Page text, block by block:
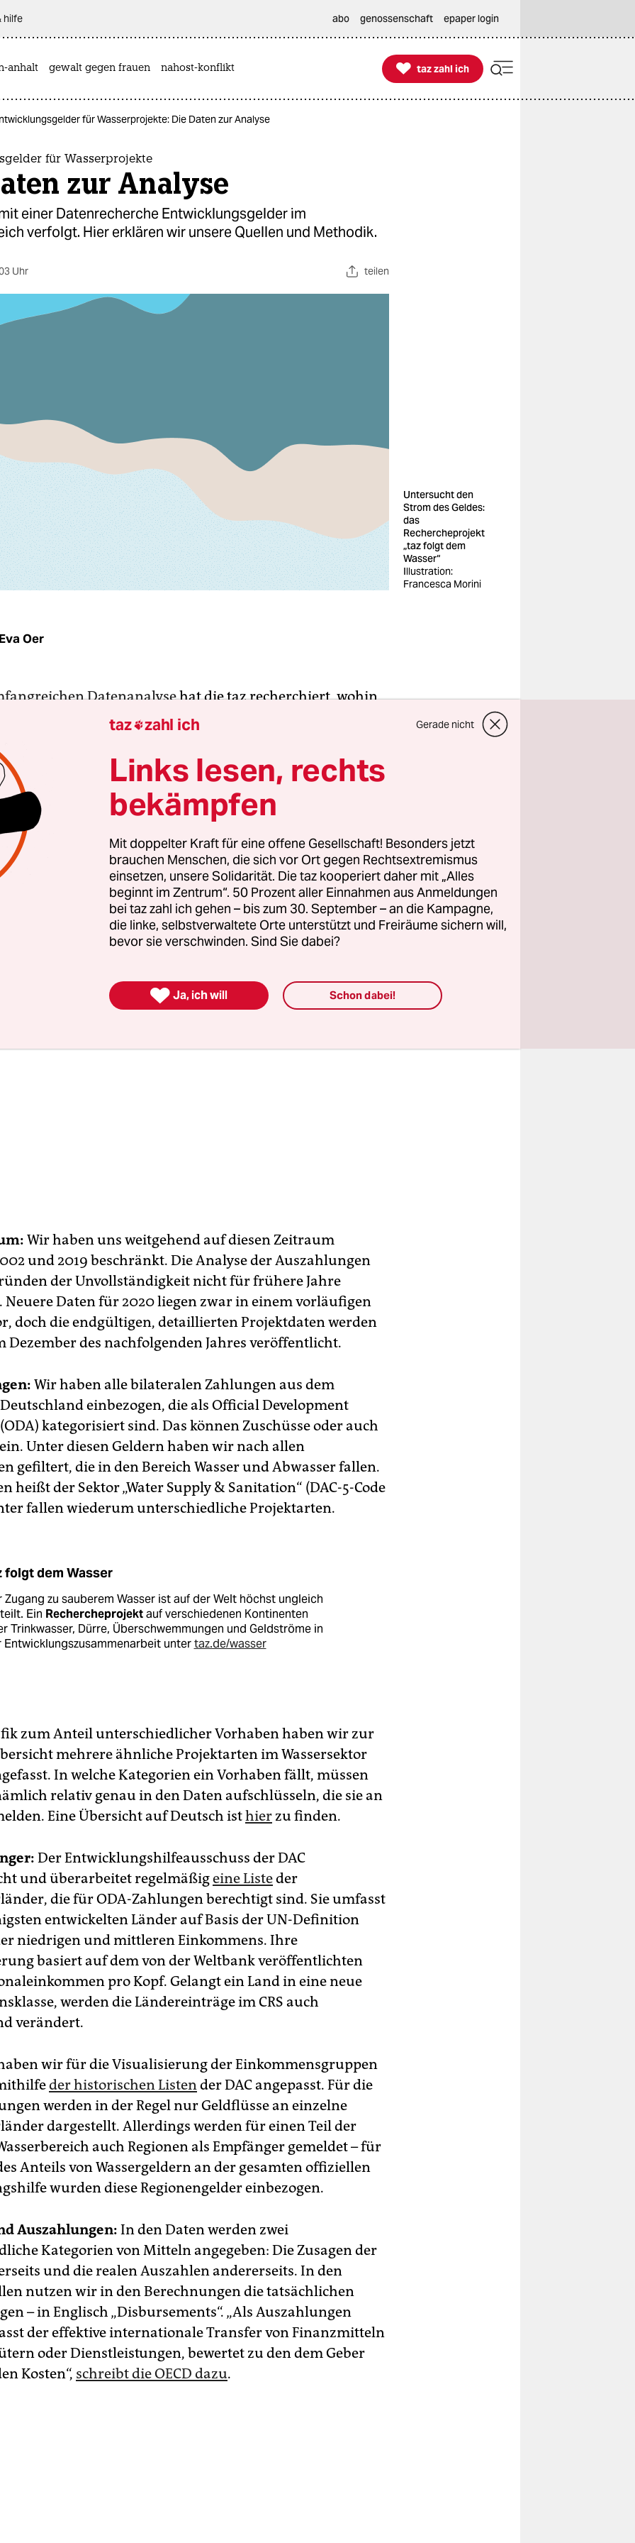
hilfe abo genossenschaft epaper login
anhalt gewalt gegen frauen nahost-konflikt 
taz zahl ich
taz zahl ich
für Wasserprojekte: Die Daten zur Analyse
für Wasserprojekte
zur Analyse
einer Datenrecherche Entwicklungsgelder im
verfolgt. Hier erklären wir unsere Quellen und Methodik.
Uhr teilen
Untersucht den
Strom des Geldes:
das
Rechercheprojekt
„taz folgt dem
Wasser“
Illustration:
Francesca Morini
Eva Oer
Datenanalysehat die taz recherchiert, wohin
im Wasserbereich fließen und ob sie bei
ankommen. Für die Recherche haben wir Daten aus
verarbeitet. Hier wollen wir transparent machen,
wir dafür genutzt haben und nach welchen Kriterien wir
sind.
Die Grundlage bildet die „CRS Aid Activity
des Entwicklungsausschuss DAC der Organisation für
Zusammenarbeit und Entwicklung (OECD). Die
zur ODA (Official Development Assistance) haben die
an die OECD gemeldet. Zeitpunkt unseres letzten
war der 11. Oktober 2021.
Wir haben uns weitgehend auf diesen Zeitraum
und 2019 beschränkt. Die Analyse der Auszahlungen
der Unvollständigkeit nicht für frühere Jahre
Neuere Daten für 2020 liegen zwar in einem vorläufigen
doch die endgültigen, detaillierten Projektdaten werden
Dezember des nachfolgenden Jahres veröffentlicht.
Wir haben alle bilateralen Zahlungen aus dem
einbezogen, die als Official Development
kategorisiert sind. Das können Zuschüsse oder auch
Unter diesen Geldern haben wir nach allen
gefiltert, die in den Bereich Wasser und Abwasser fallen.
heißt der Sektor „Water Supply & Sanitation“ (DAC-5-Code
fallen wiederum unterschiedliche Projektarten.
folgt dem Wasser
Zugang zu sauberem Wasser ist auf der Welt höchst ungleich
Ein Rechercheprojektauf verschiedenen Kontinenten
Trinkwasser, Dürre, Überschwemmungen und Geldströme in
Entwicklungszusammenarbeit untertaz.de/wasser
zum Anteil unterschiedlicher Vorhaben haben wir zur
mehrere ähnliche Projektarten im Wassersektor
In welche Kategorien ein Vorhaben fällt, müssen
relativ genau in den Daten aufschlüsseln, die sie an
Eine Übersicht auf Deutsch isthier zu finden.
Der Entwicklungshilfeausschuss der DAC
und überarbeitet regelmäßigeine Listeder
die für ODA-Zahlungen berechtigt sind. Sie umfasst
entwickelten Länder auf Basis der UN-Definition
niedrigen und mittleren Einkommens. Ihre
basiert auf dem von der Weltbank veröffentlichten
pro Kopf. Gelangt ein Land in eine neue
werden die Ländereinträge im CRS auch
verändert.
wir für die Visualisierung der Einkommensgruppen
der historischen Listender DAC angepasst. Für die
werden in der Regel nur Geldflüsse an einzelne
dargestellt. Allerdings werden für einen Teil der
auch Regionen als Empfänger gemeldet – für
Anteils von Wassergeldern an der gesamten offiziellen
wurden diese Regionengelder einbezogen.
Auszahlungen: In den Daten werden zwei
Kategorien von Mitteln angegeben: Die Zusagen der
und die realen Auszahlen andererseits. In den
nutzen wir in den Berechnungen die tatsächlichen
– in Englisch „Disbursements“. „Als Auszahlungen
der effektive internationale Transfer von Finanzmitteln
oder Dienstleistungen, bewertet zu den dem Geber
Kosten“, schreibt die OECD dazu.
taz zahl ich Gerade nicht
Links lesen, rechts
bekämpfen
Mit doppelter Kraft für eine offene Gesellschaft! Besonders jetzt
brauchen Menschen, die sich vor Ort gegen Rechtsextremismus
einsetzen, unsere Solidarität. Die taz kooperiert daher mit „Alles
beginnt im Zentrum“. 50 Prozent aller Einnahmen aus Anmeldungen
bei taz zahl ich gehen – bis zum 30. September – an die Kampagne,
die linke, selbstverwaltete Orte unterstützt und Freiräume sichern will,
bevor sie verschwinden. Sind Sie dabei?
 Ja, ich will Schon dabei!